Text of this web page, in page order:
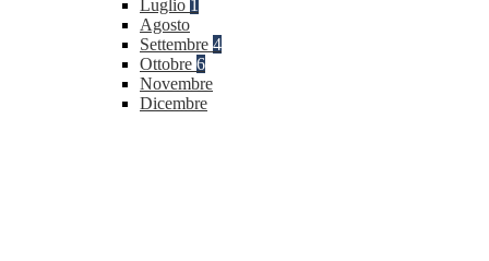
Luglio 1
Agosto
Settembre 4
Ottobre 6
Novembre
Dicembre